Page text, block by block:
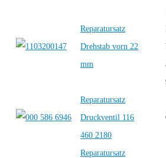
Reparatursatz
Drehstab vorn 22
mm
Reparatursatz
Druckventil 116
460 2180
Reparatursatz